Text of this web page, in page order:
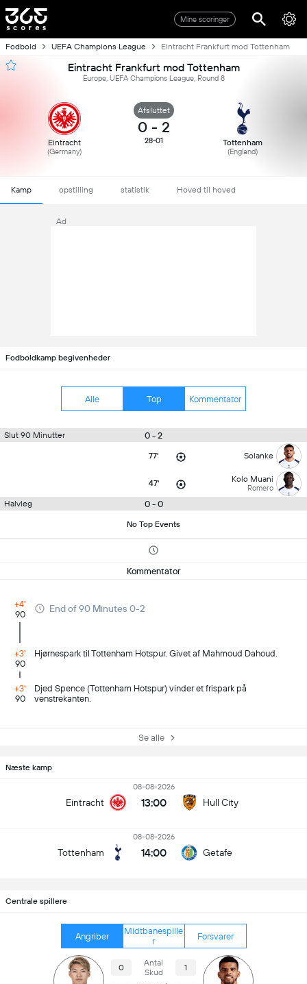
Mine scoringer
Fodbold UEFA Champions League Eintracht Frankfurt mod Tottenham
Eintracht Frankfurt mod Tottenham
Europe, UEFA Champions League, Round 8
Eintracht
(Germany)
Afsluttet
0 - 2
28-01 Tottenham
(England)
Kamp opstilling statistik Hoved til hoved
Ad
Fodboldkamp begivenheder
Alle Top Kommentator
Slut 90 Minutter 0 - 2
77' Solanke
47' Kolo Muani
Romero
Halvleg 0 - 0
No Top Events
Kommentator
+4'
90
End of 90 Minutes 0-2
+3'
90
Hjørnespark til Tottenham Hotspur. Givet af Mahmoud Dahoud.
+3'
90
Djed Spence (Tottenham Hotspur) vinder et frispark på
venstrekanten.
Se alle
Næste kamp
Eintracht
08-08-2026
13:00 Hull City
Tottenham
08-08-2026
14:00 Getafe
Centrale spillere
Angriber
Midtbanespille
r
Forsvarer
0
Antal
Skud
1